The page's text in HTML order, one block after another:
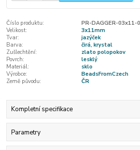
Číslo produktu:
PR-DAGGER-03x11-
Velikost:
3x11mm
Tvar:
jazýček
Barva:
čirá, krystal
Zušlechtění:
zlato polopokov
Povrch:
lesklý
Materiál:
sklo
Výrobce:
BeadsFromCzech
Země původu:
ČR
Kompletní specifikace
Parametry